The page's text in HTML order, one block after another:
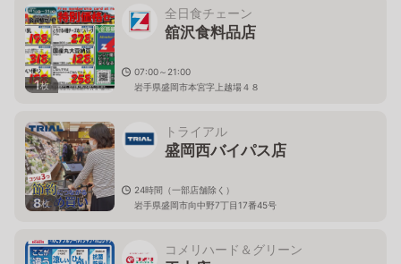
1枚
全日食チェーン
舘沢食料品店
07:00～21:00
岩手県盛岡市本宮字上越場４８
8枚
トライアル
盛岡西バイパス店
24時間（一部店舗除く）
岩手県盛岡市向中野7丁目17番45号
コメリハード＆グリーン